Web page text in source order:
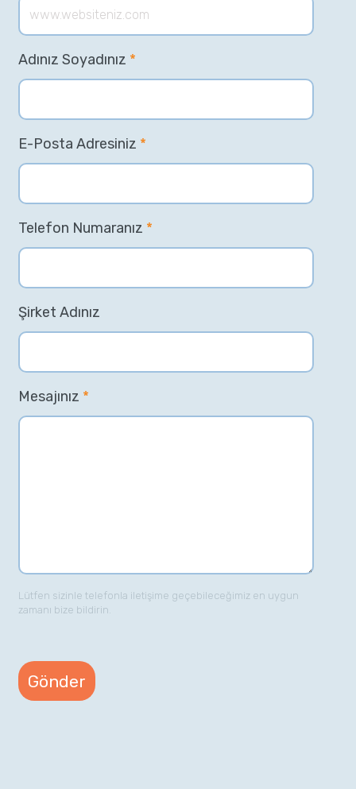
Adınız Soyadınız *
E-Posta Adresiniz *
Telefon Numaranız *
Şirket Adınız
Mesajınız *
Lütfen sizinle telefonla iletişime geçebileceğimiz en uygun
zamanı bize bildirin.